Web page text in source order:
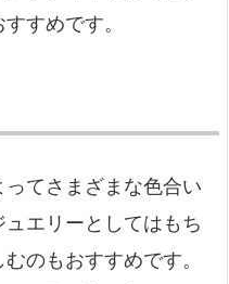
すめです。
てさまざまな色合い
エリーとしてはもち
のもおすすめです。